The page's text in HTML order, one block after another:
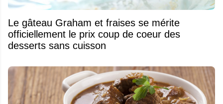
Le gâteau Graham et fraises se mérite
officiellement le prix coup de coeur des
desserts sans cuisson